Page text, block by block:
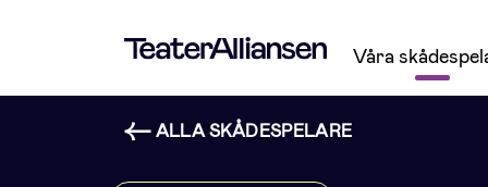
Våra
ALLA SKÅDESPELARE